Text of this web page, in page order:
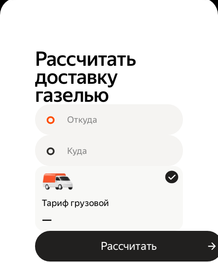
Рассчитать
доставку
газелью
Тариф грузовой
—
Рассчитать